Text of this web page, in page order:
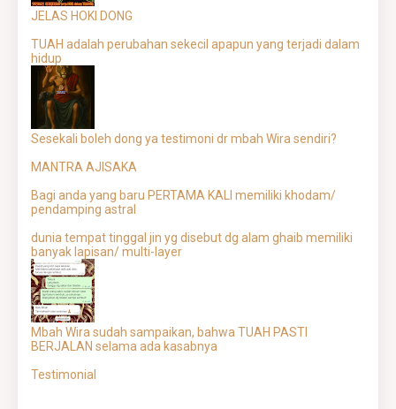
JELAS HOKI DONG
TUAH adalah perubahan sekecil apapun yang terjadi dalam
hidup
Sesekali boleh dong ya testimoni dr mbah Wira sendiri?
MANTRA AJISAKA
Bagi anda yang baru PERTAMA KALI memiliki khodam/
pendamping astral
dunia tempat tinggal jin yg disebut dg alam ghaib memiliki
banyak lapisan/ multi-layer
Mbah Wira sudah sampaikan, bahwa TUAH PASTI
BERJALAN selama ada kasabnya
Testimonial